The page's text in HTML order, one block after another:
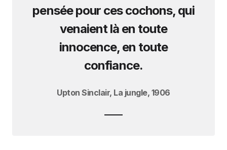
pensée pour ces cochons, qui
venaient là en toute
innocence, en toute
confiance.
Upton Sinclair, La jungle, 1906